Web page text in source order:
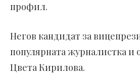
профил.
Негов кандидат за
популярната журналистка и
Цвета Кирилова.